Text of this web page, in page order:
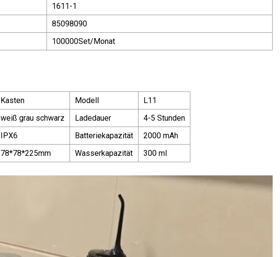
1611-1
85098090
100000Set/Monat
Kasten Modell
L11
weiß grau schwarz Ladedauer
4-5 Stunden
IPX6 Batteriekapazität
2000 mAh
78*78*225mm Wasserkapazität
300 ml